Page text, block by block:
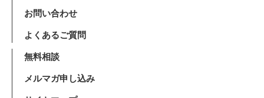
お問い合わせ
よくあるご質問
無料相談
メルマガ申し込み